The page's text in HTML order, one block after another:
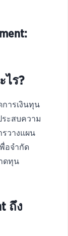
ไร?
ารเงินทุน
ระสบความ
รวางแผน
อจำกัด
ดทุน
ถึง